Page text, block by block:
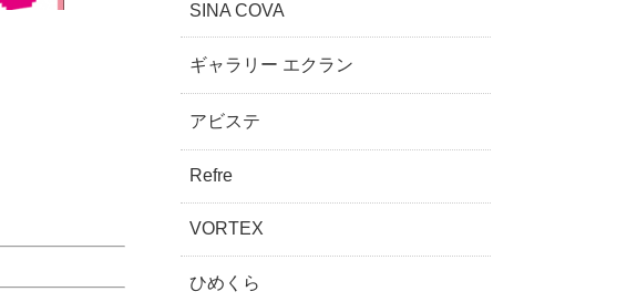
SINA COVA
ギャラリー エクラン
アビステ
Refre
VORTEX
ひめくら